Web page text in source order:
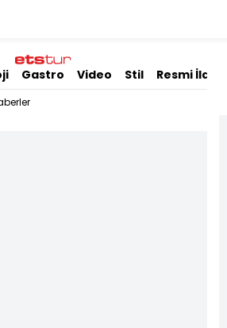
Gastro Video Stil Resmi İlanlar